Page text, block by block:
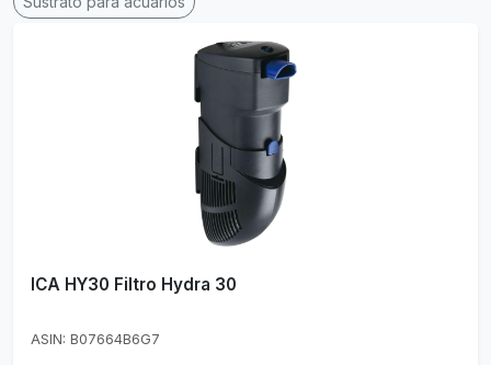
ICA HY30 Filtro Hydra 30
ASIN: B07664B6G7